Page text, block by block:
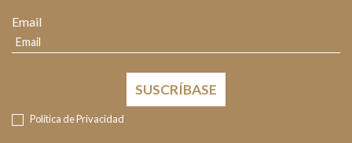
Email
SUSCRÍBASE
Política de Privacidad